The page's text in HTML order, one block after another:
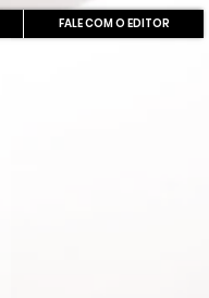
FALE COM O EDITOR